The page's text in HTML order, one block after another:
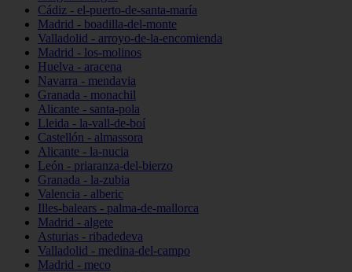
Cádiz - el-puerto-de-santa-maría
Madrid - boadilla-del-monte
Valladolid - arroyo-de-la-encomienda
Madrid - los-molinos
Huelva - aracena
Navarra - mendavia
Granada - monachil
Alicante - santa-pola
Lleida - la-vall-de-boí
Castellón - almassora
Alicante - la-nucia
León - priaranza-del-bierzo
Granada - la-zubia
Valencia - alberic
Illes-balears - palma-de-mallorca
Madrid - algete
Asturias - ribadedeva
Valladolid - medina-del-campo
Madrid - meco